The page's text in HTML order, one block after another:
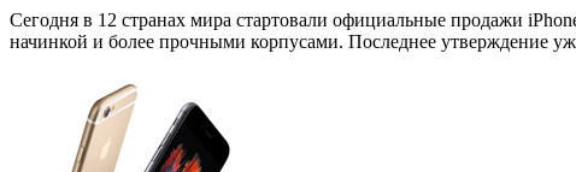
Сегодня в 12 странах мира стартовали официальные продажи
начинкой и более прочными корпусами. Последнее утверждение